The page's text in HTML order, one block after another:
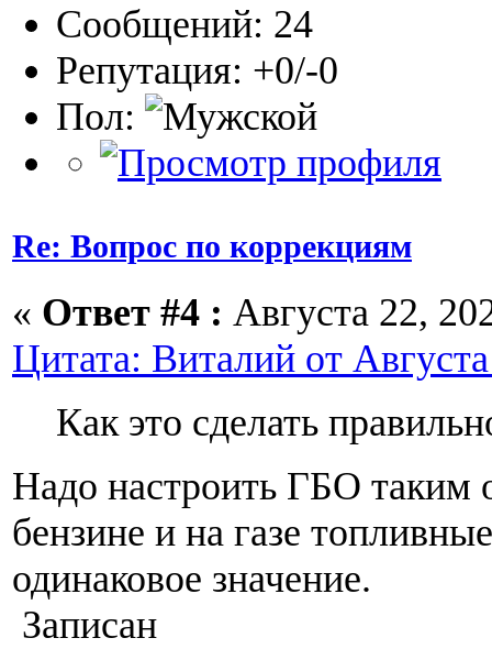
Сообщений: 24
Репутация: +0/-0
Пол:
Re: Вопрос по коррекциям
« Ответ #4 : Августа 22,
Цитата: Виталий от
Как это сделать
Надо настроить ГБО таким
бензине и на газе
одинаковое значение.
Записан